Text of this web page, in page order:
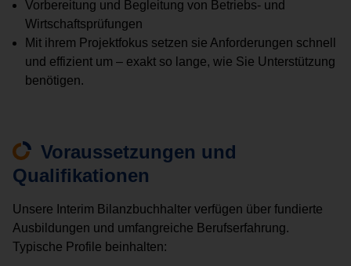
Vorbereitung und Begleitung von Betriebs- und
Wirtschaftsprüfungen
Mit ihrem Projektfokus setzen sie Anforderungen schnell
und effizient um – exakt so lange, wie Sie Unterstützung
benötigen.
Voraussetzungen und
Qualifikationen
Unsere Interim Bilanzbuchhalter verfügen über fundierte
Ausbildungen und umfangreiche Berufserfahrung.
Typische Profile beinhalten: